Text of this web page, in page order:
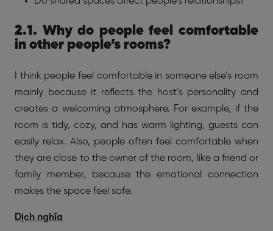
2.1. Why do people feel comfortable
in other people’s rooms?
I think people feel comfortable in someone else’s room
mainly because it reflects the host’s personality and
creates a welcoming atmosphere. For example, if the
room is tidy, cozy, and has warm lighting, guests can
easily relax. Also, people often feel comfortable when
they are close to the owner of the room, like a friend or
family member, because the emotional connection
makes the space feel safe.
Dịch nghĩa